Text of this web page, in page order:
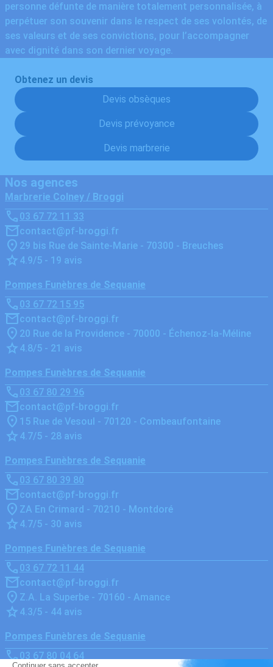
personne défunte de manière totalement personnalisée, à
perpétuer son souvenir dans le respect de ses volontés, de
ses valeurs et de ses convictions, pour l’accompagner
avec dignité dans son dernier voyage.
Obtenez un devis
Devis obsèques
Devis prévoyance
Devis marbrerie
Nos agences
Marbrerie Colney / Broggi
03 67 72 11 33
contact@pf-broggi.fr
29 bis Rue de Sainte-Marie - 70300 - Breuches
4.9/5 - 19 avis
Pompes Funèbres de Sequanie
03 67 72 15 95
contact@pf-broggi.fr
20 Rue de la Providence - 70000 - Échenoz-la-Méline
4.8/5 - 21 avis
Pompes Funèbres de Sequanie
03 67 80 29 96
contact@pf-broggi.fr
15 Rue de Vesoul - 70120 - Combeaufontaine
4.7/5 - 28 avis
Pompes Funèbres de Sequanie
03 67 80 39 80
contact@pf-broggi.fr
ZA En Crimard - 70210 - Montdoré
4.7/5 - 30 avis
Pompes Funèbres de Sequanie
03 67 72 11 44
contact@pf-broggi.fr
Z.A. La Superbe - 70160 - Amance
4.3/5 - 44 avis
Pompes Funèbres de Sequanie
03 67 80 04 64